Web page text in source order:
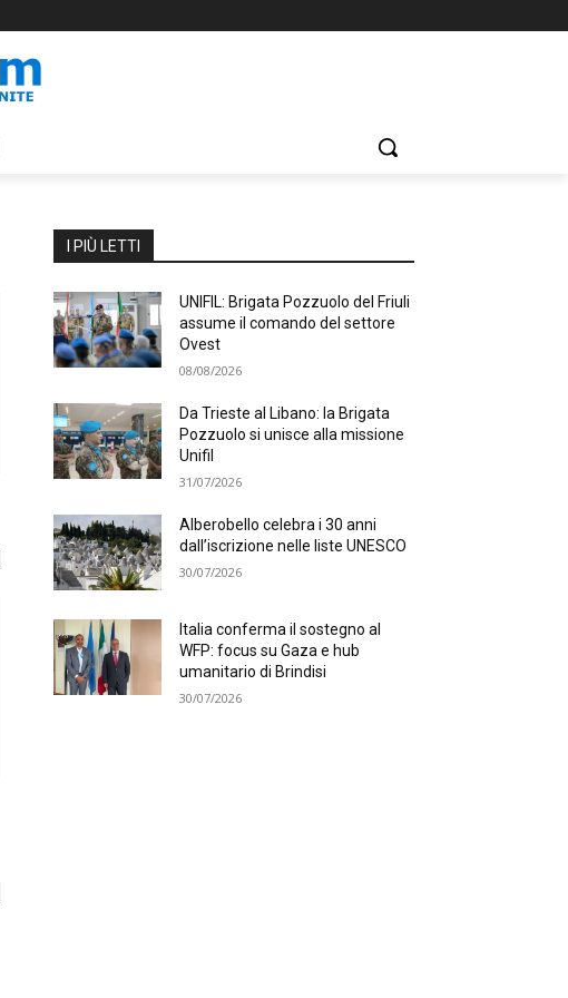
I PIÙ LETTI
UNIFIL: Brigata Pozzuolo del Friuli
assume il comando del settore
Ovest
08/08/2026
Da Trieste al Libano: la Brigata
Pozzuolo si unisce alla missione
Unifil
31/07/2026
Alberobello celebra i 30 anni
dall’iscrizione nelle liste UNESCO
30/07/2026
Italia conferma il sostegno al
WFP: focus su Gaza e hub
umanitario di Brindisi
30/07/2026